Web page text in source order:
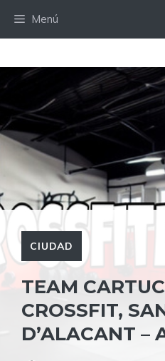
Menú
CIUDAD
TEAM
CROSSFIT,
D’ALACANT –